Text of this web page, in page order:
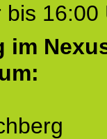
16:00
im